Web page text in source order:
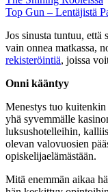
Top Gun – Lentäjistä
Jos sinusta tuntuu,
vain onnea matkassa,
rekisteröintiä, joissa
Onni kääntyy
Menestys tuo kuitenkin
yhä syvemmälle
luksushotelleihin,
olevan valovuosien
opiskelijaelämästään.
Mitä enemmän aikaa